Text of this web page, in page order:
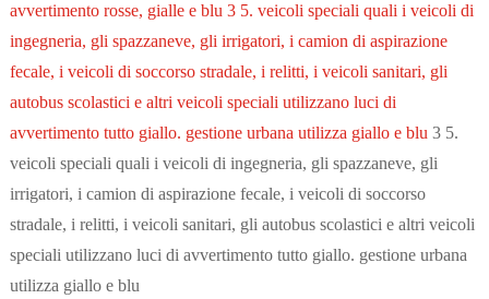
avvertimento rosse, gialle e blu 3 5. veicoli speciali quali i veicoli di
ingegneria, gli spazzaneve, gli irrigatori, i camion di aspirazione
fecale, i veicoli di soccorso stradale, i relitti, i veicoli sanitari, gli
autobus scolastici e altri veicoli speciali utilizzano luci di
avvertimento tutto giallo. gestione urbana utilizza giallo e blu 3 5.
veicoli speciali quali i veicoli di ingegneria, gli spazzaneve, gli
irrigatori, i camion di aspirazione fecale, i veicoli di soccorso
stradale, i relitti, i veicoli sanitari, gli autobus scolastici e altri veicoli
speciali utilizzano luci di avvertimento tutto giallo. gestione urbana
utilizza giallo e blu